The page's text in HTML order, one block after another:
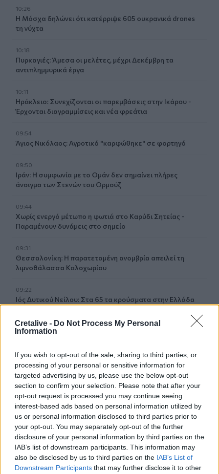
Cretalive - Do Not Process My Personal
Information
If you wish to opt-out of the sale, sharing to third parties, or
processing of your personal or sensitive information for
targeted advertising by us, please use the below opt-out
section to confirm your selection. Please note that after your
opt-out request is processed you may continue seeing
interest-based ads based on personal information utilized by
us or personal information disclosed to third parties prior to
your opt-out. You may separately opt-out of the further
disclosure of your personal information by third parties on the
IAB’s list of downstream participants. This information may
also be disclosed by us to third parties on the IAB’s List of
Downstream Participants that may further disclose it to other
10:26
Η Μόσχα δηλώνει ότι κατέρριψε 605 ουκρανικά drones
τη νύχτα
10:18
Πυρκαγιές: Άμεσα οι μελέτες, μέχρι Δεκέμβρη τα
αντιπλημμυρικά έργα
10:11
Ηράκλειο: Συνεχίζονται οι παρεμβάσεις στην Ικάρου -
Έρχονται διαγραμμίσεις και νέα φρεάτια
09:54
Άγιος Νικόλαος: Αγροτικό "καρφώθηκε" σε φορτηγό
09:50
Ιράν: Η συμφωνία με το Ομάν δεν σημαίνει πλήρες
άνοιγμα των Στενών του Ορμούζ
09:44
Χωρίς ενεργό μέτωπο η φωτιά στο Καρύδι Σητείας -
Παραμένουν δυνάμεις στο σημείο
09:31
Θεσσαλονίκη: Η παρατεταμένη ανομβρία απειλεί τη
λιμνοθάλασσα Καλοχωρίου
09:22
Ιός Δυτικού Νείλου: Στα 65 τα κρούσματα στην Ελλάδα
09:12
Ρωσία: Διαψεύδει εμπλοκή σε στρατολόγηση
09:07
Ηράκλειο: Μια σύλληψη για την έκρηξη φιάλης που
αναστάτωσε την Θερίσσου
09:06
Νέα επιχείρηση για μετανάστες ανοιχτά της Ιεράπετρας
09:03
Caravel: Η νέα πολυτέλεια βρίσκεται στις εμπειρίες που
αξίζουν